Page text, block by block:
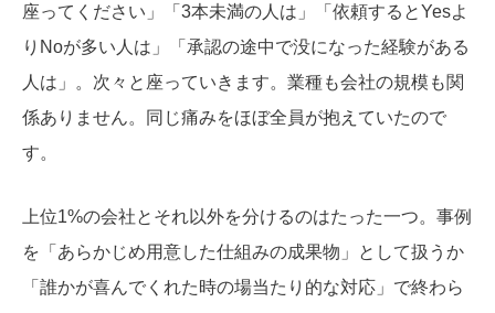
座ってください」「3本未満の人は」「依頼するとYesよ
りNoが多い人は」「承認の途中で没になった経験がある
人は」。次々と座っていきます。業種も会社の規模も関
係ありません。同じ痛みをほぼ全員が抱えていたので
す。
上位1%の会社とそれ以外を分けるのはたった一つ。事例
を「あらかじめ用意した仕組みの成果物」として扱うか
「誰かが喜んでくれた時の場当たり的な対応」で終わら